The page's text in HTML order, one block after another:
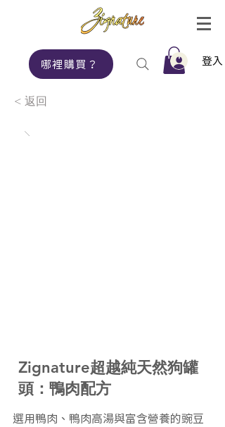
哪裡購買？ 登入
< 返回
Zignature超越純天然狗罐
頭：鴨肉配方
選用鴨肉、鴨肉高湯與富含營養的豌豆